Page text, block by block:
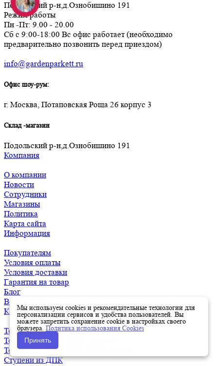
Подольский р-н,д.Ознобишино 191
Режим работы
Пн -Пт: 9.00 - 20.00
Сб с 9:00-18:00 Вс офис работает (необходимо
предварительно позвонить перед приездом)
info@gardenparkett.ru
Офис шоу-рум:
г. Москва, Потаповская Роща 26 корпус 3
Склад -магазин
Подольский р-н,д.Ознобишино 191
Компания
О компании
Новости
Сотрудники
Магазины
Политика
Карта сайта
Информация
Покупателям
Условия оплаты
Условия доставки
Гарантия на товар
Блог
Вопрос-ответ
Каталог
Террасная доска ДПК
Террасная доска ДПК (импорт)
Террасная полнотелая доска из ДПК
Ступени из ДПК
Мы используем cookies и рекомендательные технологии для
персонализации сервисов и удобства пользователей. Вы
можете запретить сохранение cookie в настройках своего
браузера. Политика использования Cookies
Принять